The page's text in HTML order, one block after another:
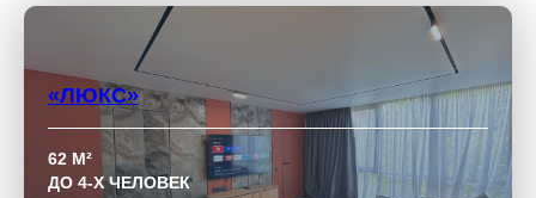
«ЛЮКС»
62 М²
ДО 4-Х ЧЕЛОВЕК